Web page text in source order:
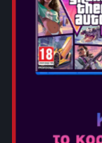
Επιλογή